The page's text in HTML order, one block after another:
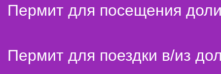
Пермит для посещения
Пермит для поездки в/из